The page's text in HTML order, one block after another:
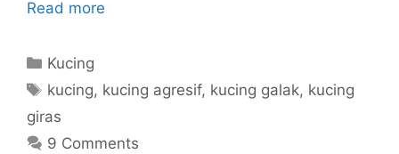
Read more
Categories
Kucing
Tags
kucing, kucing agresif, kucing galak, kucing
giras
9 Comments